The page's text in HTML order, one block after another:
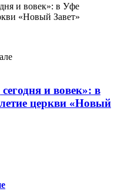
и вовек»: в Уфе
«Новый Завет»
и вовек»: в
церкви «Новый